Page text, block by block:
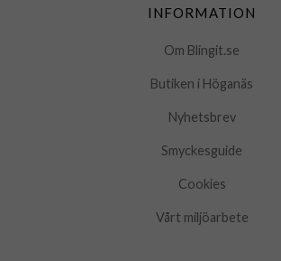
INFORMATION
Om Blingit.se
Butiken i Höganäs
Nyhetsbrev
Smyckesguide
Cookies
Vårt miljöarbete